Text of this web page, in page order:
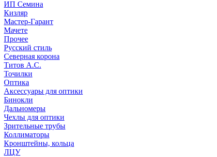
ИП Семина
Кизляр
Мастер-Гарант
Мачете
Прочее
Русский стиль
Северная корона
Титов А.С.
Точилки
Оптика
Аксессуары для оптики
Бинокли
Дальномеры
Чехлы для оптики
Зрительные трубы
Коллиматоры
Кронштейны, кольца
ЛЦУ